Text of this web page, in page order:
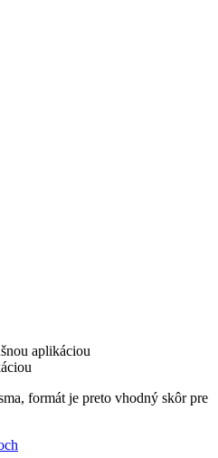
aplikáciou
formát je preto vhodný skôr pre